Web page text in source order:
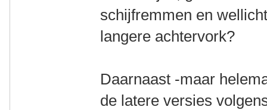
schijfremmen en
langere achtervork?
Daarnaast -maar
de latere versies